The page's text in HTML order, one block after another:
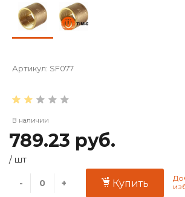
Артикул: SF077
В наличии
789.23 руб.
/ шт
- + Купить